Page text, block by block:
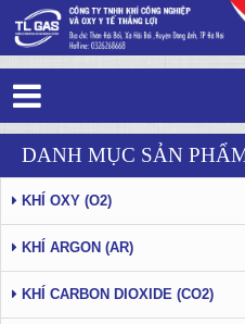
Tag 6 - 86: khí
DANH MỤC SẢN
KHÍ OXY (O2)
KHÍ ARGON (AR)
KHÍ CARBON DIOXIDE (CO2)